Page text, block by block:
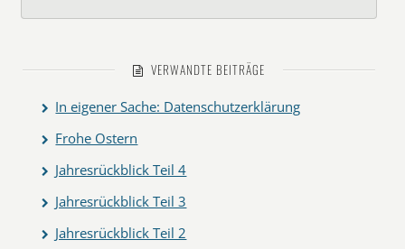
VERWANDTE BEITRÄGE
In eigener Sache: Datenschutzerklärung
Frohe Ostern
Jahresrückblick Teil 4
Jahresrückblick Teil 3
Jahresrückblick Teil 2